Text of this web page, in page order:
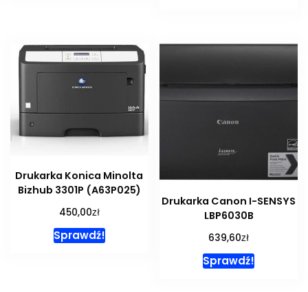
Drukarka Konica Minolta
Bizhub 3301P (A63P025)
450,00zł
Sprawdź!
Drukarka Canon I-SENSYS
LBP6030B
639,60zł
Sprawdź!